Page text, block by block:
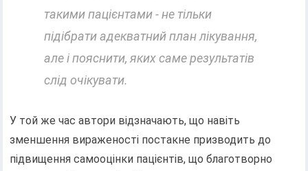
такими пацієнтами - не тільки
підібрати адекватний план лікування,
але і пояснити, яких саме результатів
слід очікувати.
У той же час автори відзначають, що навіть
зменшення вираженості постакне призводить до
підвищення самооцінки пацієнтів, що благотворно